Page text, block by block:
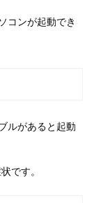
コンが起動でき
ルがあると起動
です。